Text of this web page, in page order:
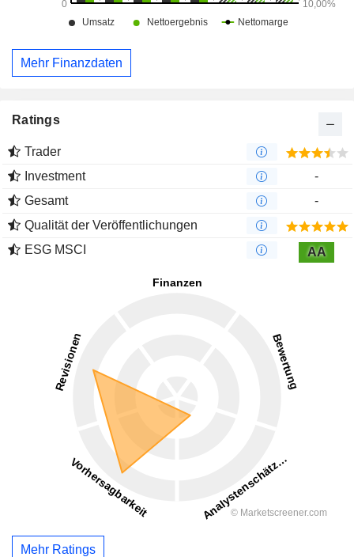
Mehr Finanzdaten
Ratings
Trader
Investment
-
Gesamt
-
Qualität der Veröffentlichungen
ESG MSCI
AA
Mehr Ratings